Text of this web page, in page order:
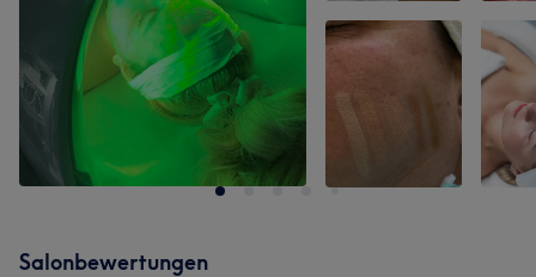
Salonbewertungen